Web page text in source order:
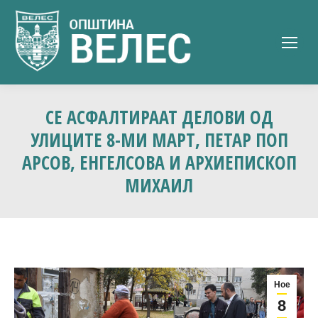
СЕ АСФАЛТИРААТ ДЕЛОВИ ОД
УЛИЦИТЕ 8-МИ МАРТ, ПЕТАР ПОП
АРСОВ, ЕНГЕЛСОВА И АРХИЕПИСКОП
МИХАИЛ
Ное
8